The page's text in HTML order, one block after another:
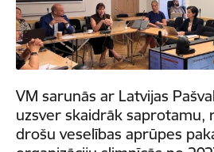
VM sarunās ar Latvijas
uzsver skaidrāk saprotamu,
drošu veselības aprūpes